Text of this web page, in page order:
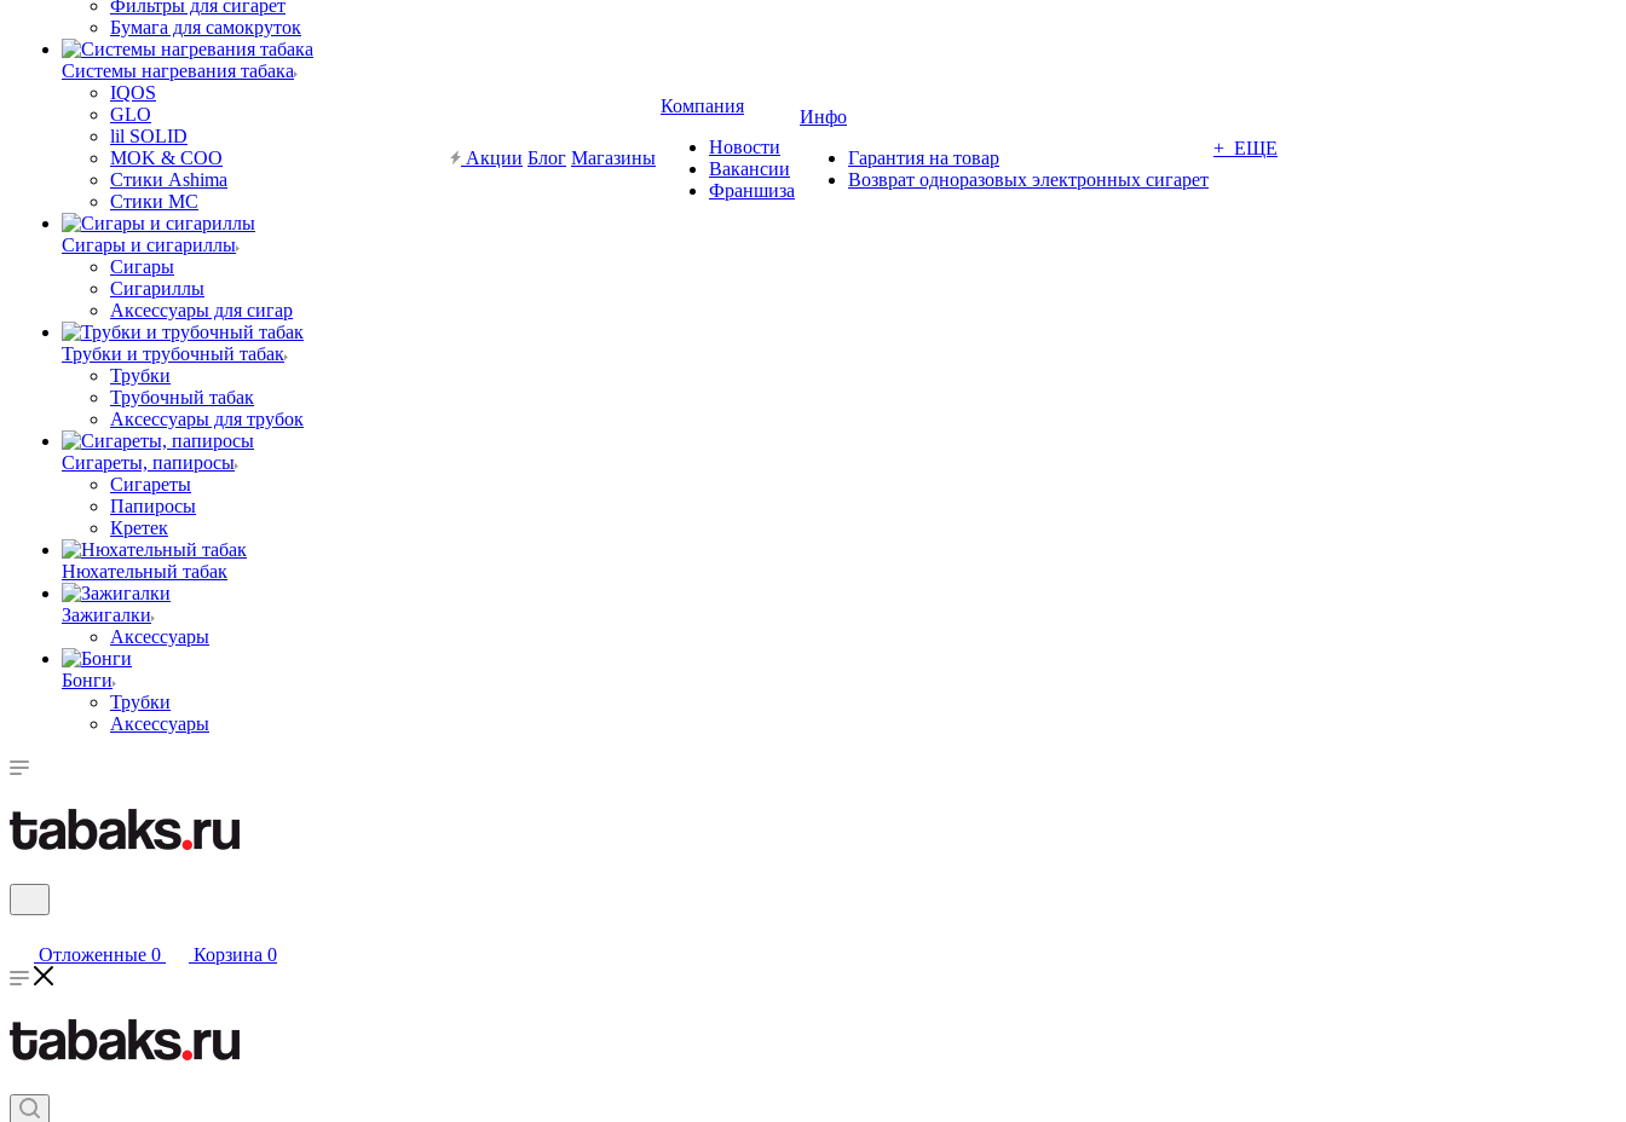
Фильтры для сигарет
Бумага для самокруток
Системы нагревания табака
IQOS
GLO
lil SOLID
MOK & COO
Стики Ashima
Стики MC
Сигары и сигариллы
Сигары
Сигариллы
Аксессуары для сигар
Трубки и трубочный табак
Трубки
Трубочный табак
Аксессуары для трубок
Сигареты, папиросы
Сигареты
Папиросы
Кретек
Нюхательный табак
Зажигалки
Аксессуары
Бонги
Трубки
Аксессуары
Акции Блог Магазины
Компания
Новости
Вакансии
Франшиза
Инфо
Гарантия на товар
Возврат одноразовых электронных сигарет
+ ЕЩЕ
Отложенные 0 Корзина 0